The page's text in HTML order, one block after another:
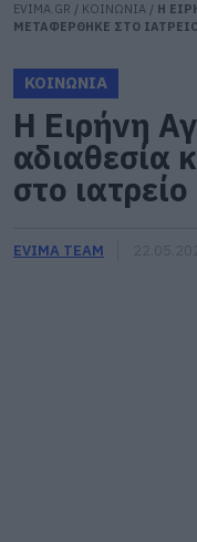
EVIMA.GR / ΚΟΙΝΩΝΙΑ / Η
ΜΕΤΑΦΕΡΘΗΚΕ ΣΤΟ
ΚΟΙΝΩΝΙΑ
Η Ειρήνη
αδιαθεσία
στο
EVIMA TEAM